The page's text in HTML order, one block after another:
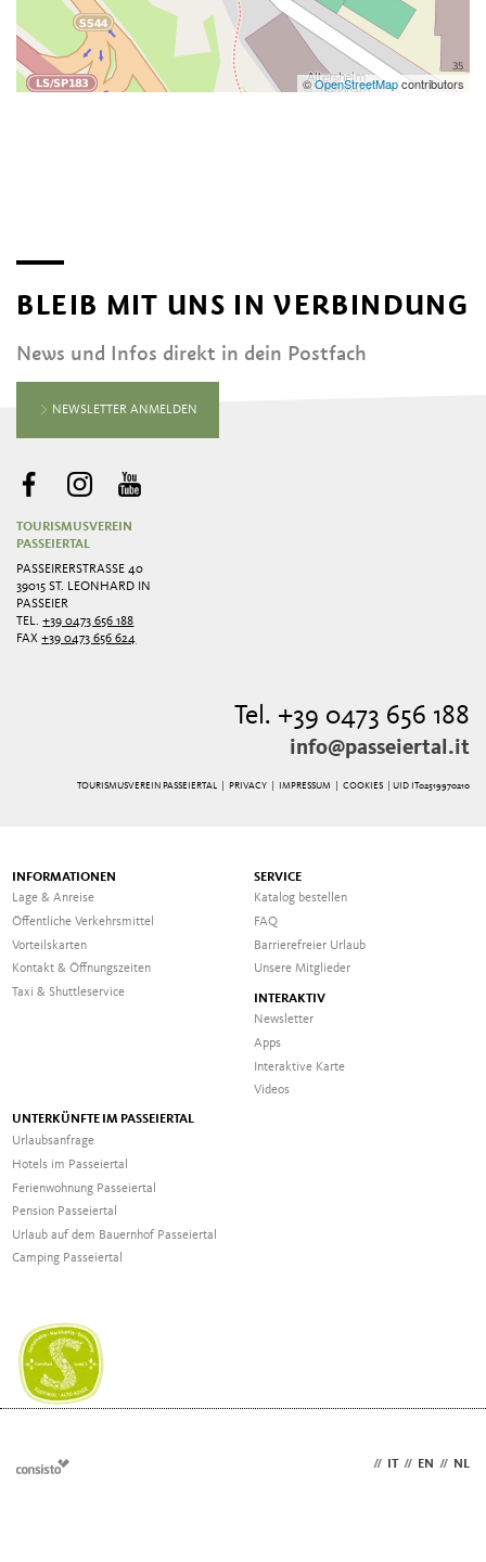
©OpenStreetMapcontributors
BLEIB MIT UNS IN VERBINDUNG
News und Infos direkt in dein Postfach
NEWSLETTER ANMELDEN
TOURISMUSVEREIN
PASSEIERTAL
PASSEIRERSTRASSE 40
39015 ST. LEONHARD IN
PASSEIER
TEL.+39 0473 656 188
FAX+39 0473 656 624
Tel. +39 0473 656 188
info@passeiertal.it
TOURISMUSVEREIN PASSEIERTAL | PRIVACY| IMPRESSUM| COOKIES | UID IT02519970210
INFORMATIONEN
Lage & Anreise
Öffentliche Verkehrsmittel
Vorteilskarten
Kontakt & Öffnungszeiten
Taxi & Shuttleservice
SERVICE
Katalog bestellen
FAQ
Barrierefreier Urlaub
Unsere Mitglieder
INTERAKTIV
Newsletter
Apps
Interaktive Karte
Videos
UNTERKÜNFTE IM PASSEIERTAL
Urlaubsanfrage
Hotels im Passeiertal
Ferienwohnung Passeiertal
Pension Passeiertal
Urlaub auf dem Bauernhof Passeiertal
Camping Passeiertal
// IT // EN // NL